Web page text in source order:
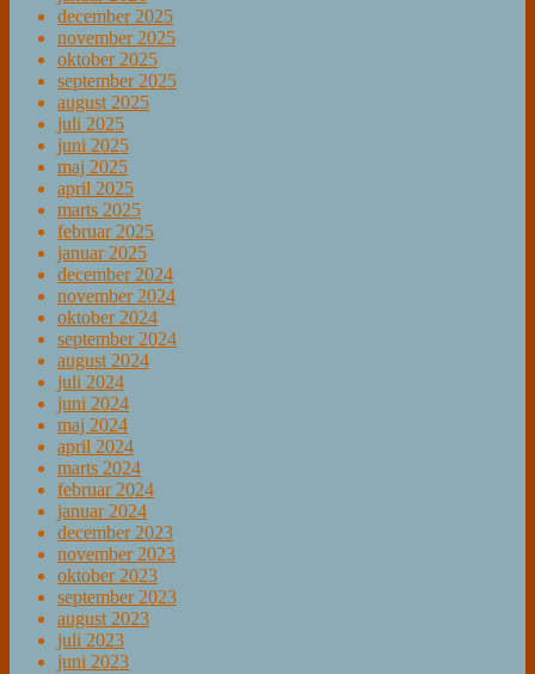
december 2025
november 2025
oktober 2025
september 2025
august 2025
juli 2025
juni 2025
maj 2025
april 2025
marts 2025
februar 2025
januar 2025
december 2024
november 2024
oktober 2024
september 2024
august 2024
juli 2024
juni 2024
maj 2024
april 2024
marts 2024
februar 2024
januar 2024
december 2023
november 2023
oktober 2023
september 2023
august 2023
juli 2023
juni 2023